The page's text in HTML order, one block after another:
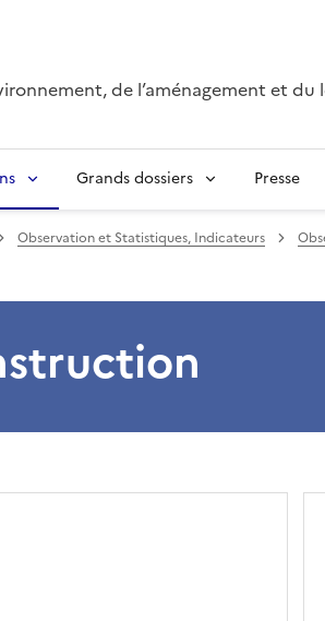
de l’aménagement et du
Grands dossiers Presse
Observation et Statistiques, Indicateurs